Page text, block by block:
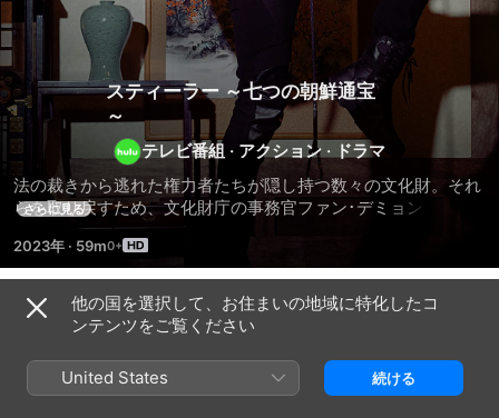
スティーラー ～七つの朝鮮通宝
～
テレビ番組 · アクション · ドラマ
法の裁きから逃れた権力者たちが隠し持つ数々の文化財。それ
らを取り戻すため、文化財庁の事務官ファン･デミョンとソウ
ル地方警察庁の文化財専門担当チーム、そして謎の怪盗「スカ
ンク」が手を組み、非公式かつ非合法な回収チーム「チーム･
カルマ」を結成する。そして、あるきょうだいが持ってい
た“穴の空いた朝鮮通宝”が、莫大な文化財の隠し場所を示す鍵
であることが明らかになる――。
さらに見る
2023年 · 59m
シーズン 1
他の国を選択して、お住まいの地域に特化したコ
ンテンツをご覧ください
United States 続ける